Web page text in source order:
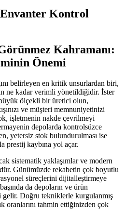
Kontrol
Kahramanı:
Önemi
belirleyen en kritik unsurlardan biri,
ne kadar verimli yönetildiğidir. İster
ölçekli bir üretici olun,
ve müşteri memnuniyetinizi
işletmenin nakde çevrilmeyi
depolarda kontrolsüzce
yetersiz stok bulundurulması ise
prestij kaybına yol açar.
sistematik yaklaşımlar ve modern
Günümüzde rekabetin çok boyutlu
süreçlerini dijitalleştirmeye
da depoların ve ürün
Doğru tekniklerle kurgulanmış
oranlarını tahmin ettiğinizden çok